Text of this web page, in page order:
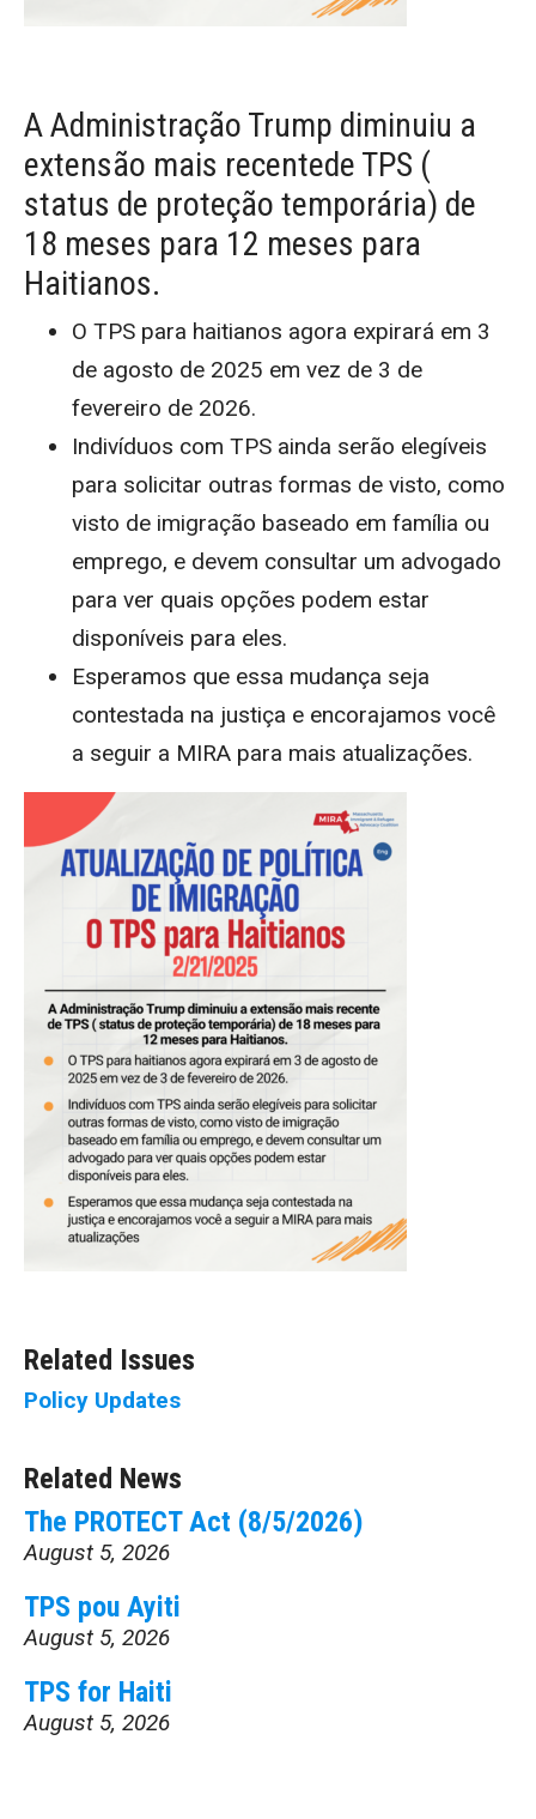
A Administração Trump diminuiu a
extensão mais recentede TPS (
status de proteção temporária) de
18 meses para 12 meses para
Haitianos.
O TPS para haitianos agora expirará em 3
de agosto de 2025 em vez de 3 de
fevereiro de 2026.
Indivíduos com TPS ainda serão elegíveis
para solicitar outras formas de visto, como
visto de imigração baseado em família ou
emprego, e devem consultar um advogado
para ver quais opções podem estar
disponíveis para eles.
Esperamos que essa mudança seja
contestada na justiça e encorajamos você
a seguir a MIRA para mais atualizações.
Related Issues
Policy Updates
Related News
The PROTECT Act (8/5/2026)
August 5, 2026
TPS pou Ayiti
August 5, 2026
TPS for Haiti
August 5, 2026